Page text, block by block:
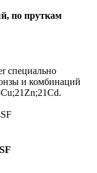
по пруткам
специально
и комбинаций